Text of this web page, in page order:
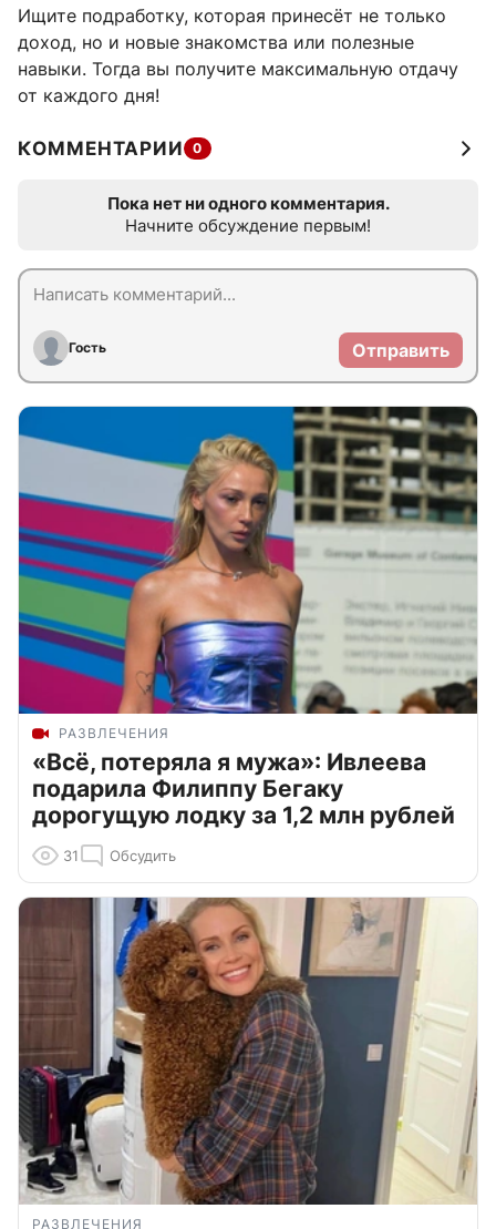
Ищите подработку, которая принесёт не только
доход, но и новые знакомства или полезные
навыки. Тогда вы получите максимальную отдачу
от каждого дня!
КОММЕНТАРИИ 0
Пока нет ни одного комментария.
Начните обсуждение первым!
Гость Отправить
РАЗВЛЕЧЕНИЯ
«Всё, потеряла я мужа»: Ивлеева
подарила Филиппу Бегаку
дорогущую лодку за 1,2 млн рублей
31 Обсудить
РАЗВЛЕЧЕНИЯ